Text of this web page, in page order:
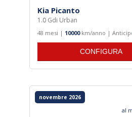
Kia Picanto
1.0 Gdi Urban
48 mesi | 10000km/anno |
CONFIGURA
novembre 2026
al